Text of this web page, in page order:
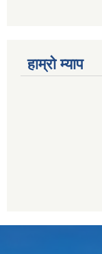
हाम्राे म्याप